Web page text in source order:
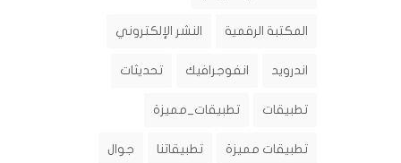
المكتبة الرقمية النشر الإلكتروني
اندرويد انفوجرافيك تحديثات
تطبيقات تطبيقات_مميزة
تطبيقات مميزة تطبيقاتنا جوال